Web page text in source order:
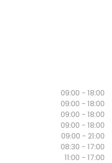
09:00 - 18:00
09:00 - 18:00
09:00 - 18:00
09:00 - 18:00
09:00 - 21:00
08:30 - 17:00
11:00 - 17:00